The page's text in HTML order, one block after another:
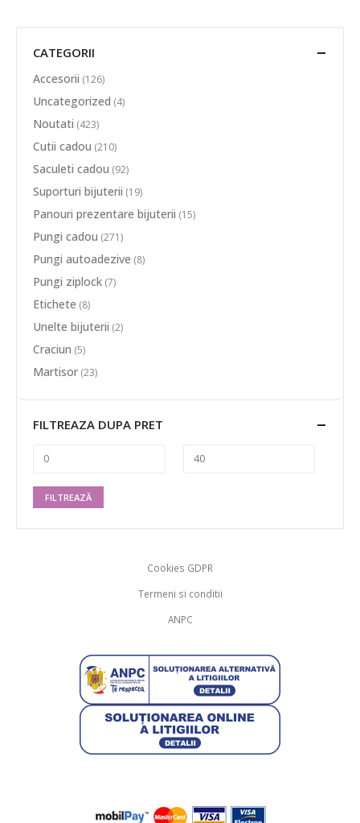
CATEGORII
Accesorii (126)
Uncategorized (4)
Noutati (423)
Cutii cadou (210)
Saculeti cadou (92)
Suporturi bijuterii (19)
Panouri prezentare bijuterii (15)
Pungi cadou (271)
Pungi autoadezive (8)
Pungi ziplock (7)
Etichete (8)
Unelte bijuterii (2)
Craciun (5)
Martisor (23)
FILTREAZA DUPA PRET
FILTREAZĂ
Cookies GDPR
Termeni si conditii
ANPC